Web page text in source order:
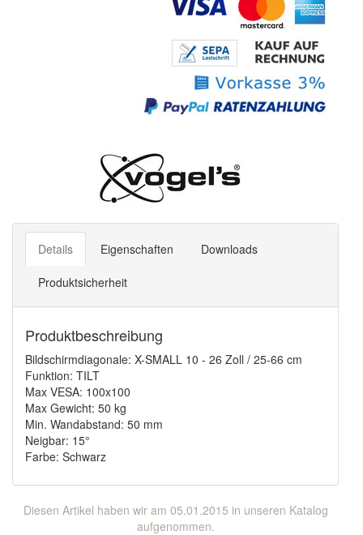
Details Eigenschaften Downloads
Produktsicherheit
Produktbeschreibung
Bildschirmdiagonale: X-SMALL 10 - 26 Zoll / 25-66 cm
Funktion: TILT
Max VESA: 100x100
Max Gewicht: 50 kg
Min. Wandabstand: 50 mm
Neigbar: 15°
Farbe: Schwarz
Diesen Artikel haben wir am 05.01.2015 in unseren Katalog
aufgenommen.